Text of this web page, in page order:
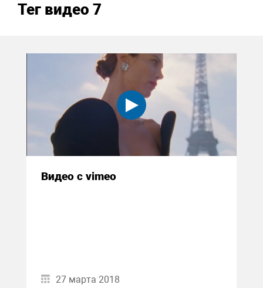
Тег видео 7
Видео с vimeo
27 марта 2018